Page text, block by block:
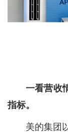
一看营收
指标。
美的集团